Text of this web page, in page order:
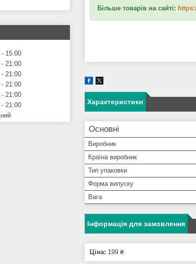
Більше товарів на сайті:
Характеристики
Основні
Виробник
Країна виробник
Тип упаковки
Форма випуску
Вага
Інформація для замовлення
Ціна: 199 ₴
15:00
21:00
21:00
21:00
21:00
21:00